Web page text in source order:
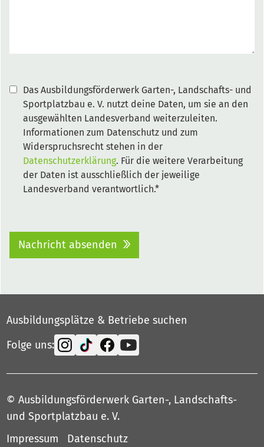
Das Ausbildungsförderwerk Garten-, Landschafts- und
Sportplatzbau e. V. nutzt deine Daten, um sie an den
ausgewählten Landesverband weiterzuleiten.
Informationen zum Datenschutz und zum
Widerspruchsrecht stehen in der
Datenschutzerklärung. Für die weitere Verarbeitung
der Daten ist ausschließlich der jeweilige
Landesverband verantwortlich.*
Nachricht absenden
Ausbildungsplätze & Betriebe suchen
Folge uns:
© Ausbildungsförderwerk Garten-, Landschafts-
und Sportplatzbau e. V.
Impressum
Datenschutz